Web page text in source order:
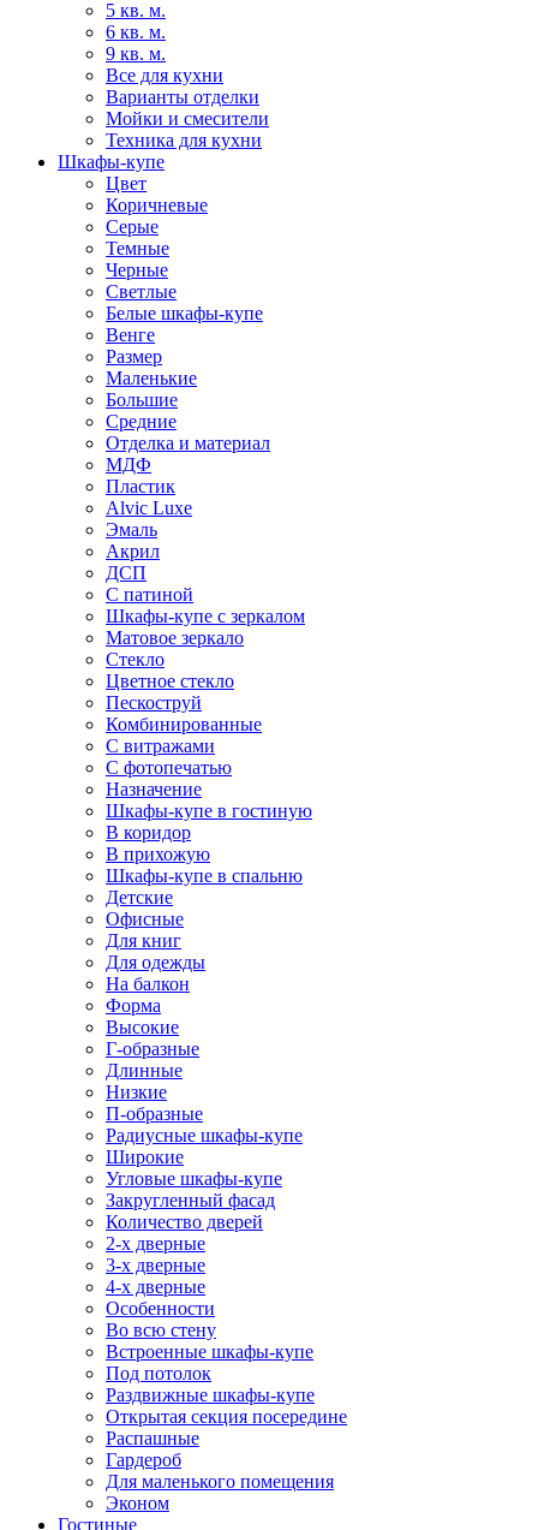
5 кв. м.
6 кв. м.
9 кв. м.
Все для кухни
Варианты отделки
Мойки и смесители
Техника для кухни
Шкафы-купе
Цвет
Коричневые
Серые
Темные
Черные
Светлые
Белые шкафы-купе
Венге
Размер
Маленькие
Большие
Средние
Отделка и материал
МДФ
Пластик
Alvic Luxe
Эмаль
Акрил
ДСП
С патиной
Шкафы-купе с зеркалом
Матовое зеркало
Стекло
Цветное стекло
Пескоструй
Комбинированные
С витражами
С фотопечатью
Назначение
Шкафы-купе в гостиную
В коридор
В прихожую
Шкафы-купе в спальню
Детские
Офисные
Для книг
Для одежды
На балкон
Форма
Высокие
Г-образные
Длинные
Низкие
П-образные
Радиусные шкафы-купе
Широкие
Угловые шкафы-купе
Закругленный фасад
Количество дверей
2-х дверные
3-х дверные
4-х дверные
Особенности
Во всю стену
Встроенные шкафы-купе
Под потолок
Раздвижные шкафы-купе
Открытая секция посередине
Распашные
Гардероб
Для маленького помещения
Эконом
Гостиные